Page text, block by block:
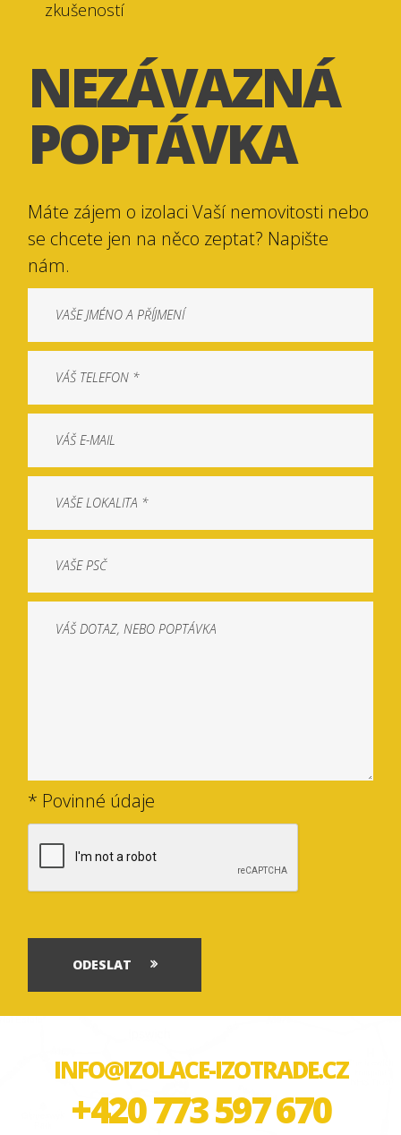
zkušeností
NEZÁVAZNÁ
POPTÁVKA
Máte zájem o izolaci Vaší nemovitosti nebo
se chcete jen na něco zeptat? Napište
nám.
* Povinné údaje
ODESLAT
INFO@IZOLACE-IZOTRADE.CZ
+420 773 597 670